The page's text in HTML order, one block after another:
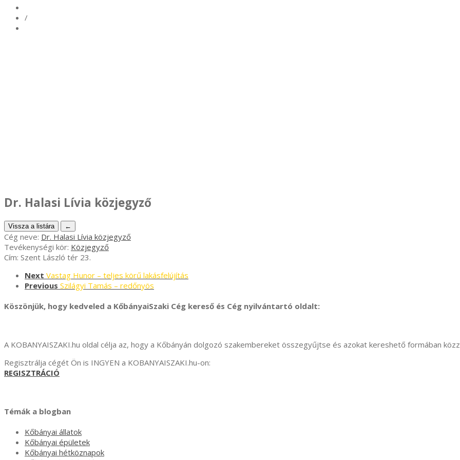
/
Dr. Halasi Lívia közjegyző
Cég neve: Dr. Halasi Lívia közjegyző
Tevékenységi kör: Közjegyző
Cím: Szent László tér 23.
Next Vastag Hunor – teljes körű lakásfelújítás
Previous Szilágyi Tamás – redőnyös
Köszönjük, hogy kedveled a KőbányaiSzaki Cég kereső és Cég nyilvántartó oldalt:
A KOBANYAISZAKI.hu oldal célja az, hogy a Kőbányán dolgozó szakembereket összegyűjtse és azokat kereshető formában
Regisztrálja cégét Ön is INGYEN a KOBANYAISZAKI.hu-on:
REGISZTRÁCIÓ
Témák a blogban
Kőbányai állatok
Kőbányai épületek
Kőbányai hétköznapok